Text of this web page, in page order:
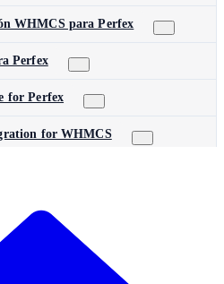
WHMCS para Perfex
Perfex
for Perfex
for WHMCS